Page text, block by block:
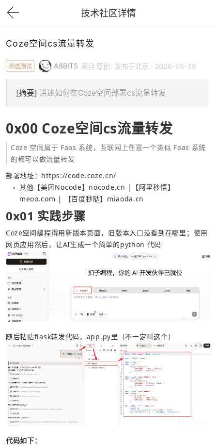
技术社区详情
下拉刷新
Coze空间cs流量转发
渗透测试 A8BITS 来自 原创 发布于北京 · 2026-05-26
[摘要] 讲述如何在Coze空间部署cs流量转发
0x00 Coze空间cs流量转发
Coze 空间属于 Faas 系统，互联网上任意一个类似 Faas 系统
的都可以做流量转发
部署地址： https://code.coze.cn/
●
其他【美团Nocode】nocode.cn |【阿里秒悟】
meoo.com | 【百度秒哒】miaoda.cn
0x01 实践步骤
Coze空间编程得用新版本页面，旧版本入口没看到在哪里；使用
网页应用然后，让AI生成一个简单的python 代码
随后粘贴flask转发代码，app.py里（不一定叫这个）
代码如下：